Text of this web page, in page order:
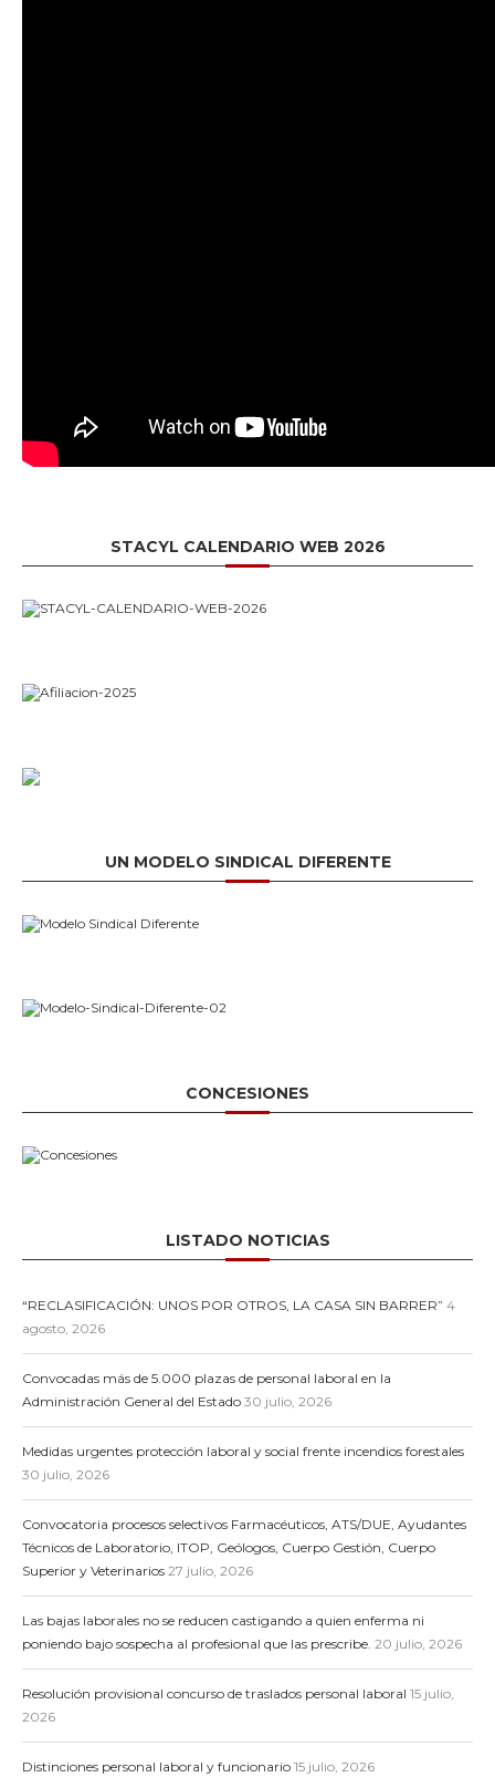
STACYL CALENDARIO WEB 2026
UN MODELO SINDICAL DIFERENTE
CONCESIONES
LISTADO NOTICIAS
“RECLASIFICACIÓN: UNOS POR OTROS, LA CASA SIN BARRER” 4
agosto, 2026
Convocadas más de 5.000 plazas de personal laboral en la
Administración General del Estado 30 julio, 2026
Medidas urgentes protección laboral y social frente incendios forestales
30 julio, 2026
Convocatoria procesos selectivos Farmacéuticos, ATS/DUE, Ayudantes
Técnicos de Laboratorio, ITOP, Geólogos, Cuerpo Gestión, Cuerpo
Superior y Veterinarios 27 julio, 2026
Las bajas laborales no se reducen castigando a quien enferma ni
poniendo bajo sospecha al profesional que las prescribe. 20 julio, 2026
Resolución provisional concurso de traslados personal laboral 15 julio,
2026
Distinciones personal laboral y funcionario 15 julio, 2026